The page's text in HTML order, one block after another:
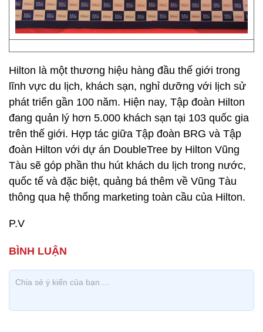
Hilton là một thương hiệu hàng đầu thế giới trong
lĩnh vực du lịch, khách sạn, nghỉ dưỡng với lịch sử
phát triển gần 100 năm. Hiện nay, Tập đoàn Hilton
đang quản lý hơn 5.000 khách sạn tại 103 quốc gia
trên thế giới. Hợp tác giữa Tập đoàn BRG và Tập
đoàn Hilton với dự án DoubleTree by Hilton Vũng
Tàu sẽ góp phần thu hút khách du lịch trong nước,
quốc tế và đặc biệt, quảng bá thêm về Vũng Tàu
thông qua hệ thống marketing toàn cầu của Hilton.
P.V